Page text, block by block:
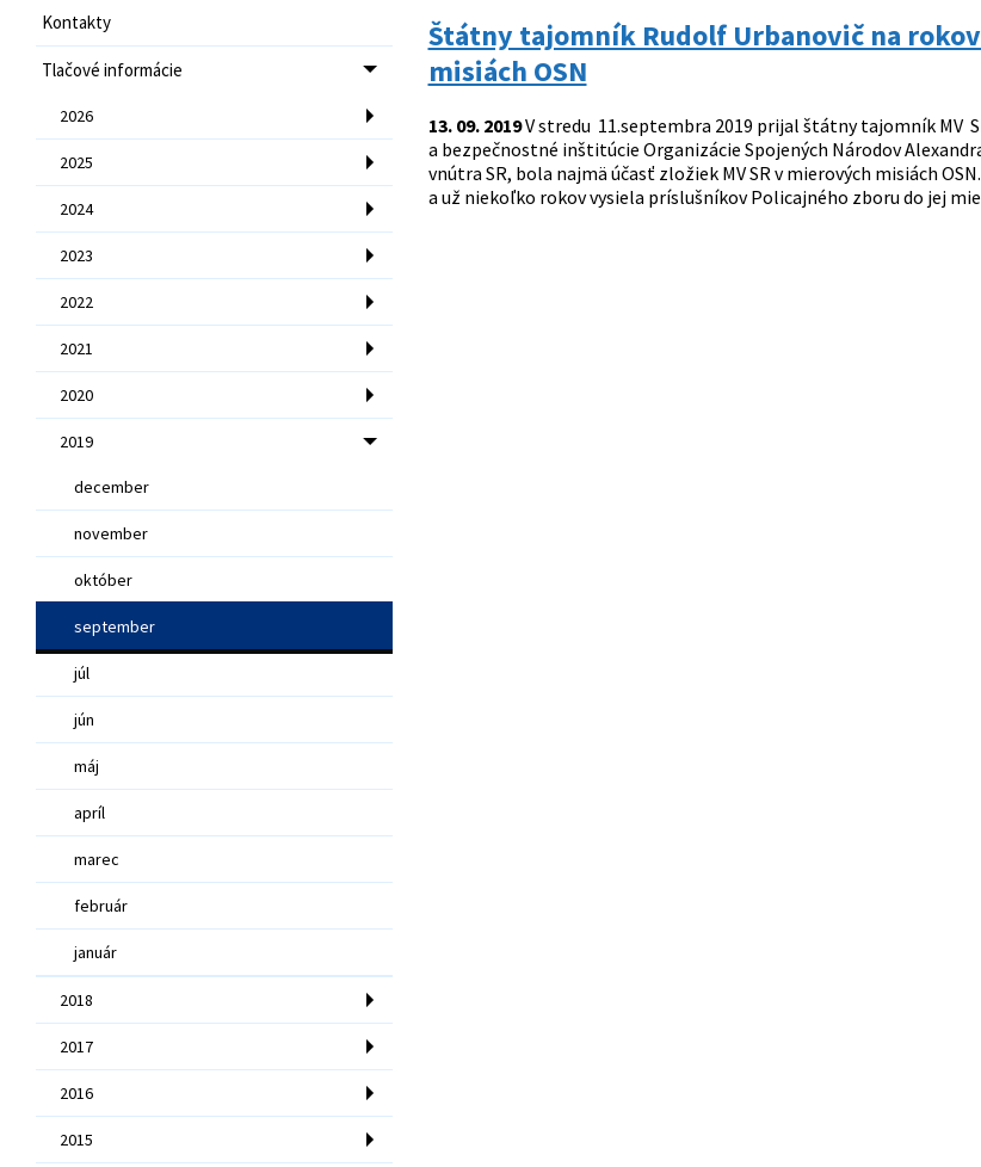
Kontakty
Tlačové informácie
2026
2025
2024
2023
2022
2021
2020
2019
december
november
október
september
júl
jún
máj
apríl
marec
február
január
2018
2017
2016
2015
Štátny tajomník Rudolf Urbanovič na
misiách OSN
13. 09. 2019V stredu 11.septembra 2019 prijal štátny tajomník MV
a bezpečnostné inštitúcie Organizácie Spojených Národov
vnútra SR, bola najmä účasť zložiek MV SR v mierových misiách
a už niekoľko rokov vysiela príslušníkov Policajného zboru do jej